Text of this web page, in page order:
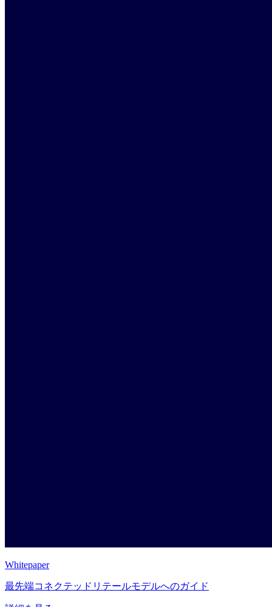
Whitepaper
最先端コネクテッドリテールモデルへのガイド